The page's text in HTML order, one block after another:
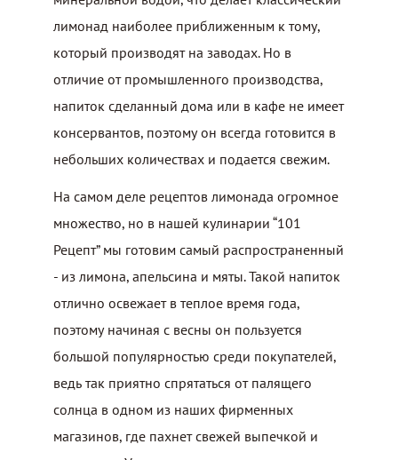
лимонад наиболее приближенным к тому,
который производят на заводах. Но в
отличие от промышленного производства,
напиток сделанный дома или в кафе не имеет
консервантов, поэтому он всегда готовится в
небольших количествах и подается свежим.
На самом деле рецептов лимонада огромное
множество, но в нашей кулинарии “101
Рецепт” мы готовим самый распространенный
- из лимона, апельсина и мяты. Такой напиток
отлично освежает в теплое время года,
поэтому начиная с весны он пользуется
большой популярностью среди покупателей,
ведь так приятно спрятаться от палящего
солнца в одном из наших фирменных
магазинов, где пахнет свежей выпечкой и